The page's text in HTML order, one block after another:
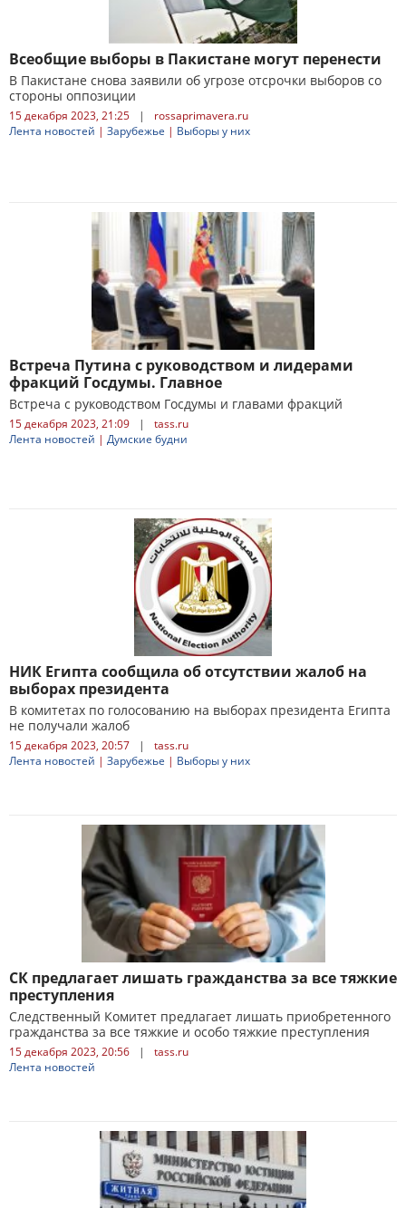
Всеобщие выборы в Пакистане могут перенести
В Пакистане снова заявили об угрозе отсрочки выборов со
стороны оппозиции
15 декабря 2023, 21:25 |
rossaprimavera.ru
Лента новостей | Зарубежье | Выборы у них
Встреча Путина с руководством и лидерами
фракций Госдумы. Главное
Встреча с руководством Госдумы и главами фракций
15 декабря 2023, 21:09 |
tass.ru
Лента новостей | Думские будни
НИК Египта сообщила об отсутствии жалоб на
выборах президента
В комитетах по голосованию на выборах президента Египта
не получали жалоб
15 декабря 2023, 20:57 |
tass.ru
Лента новостей | Зарубежье | Выборы у них
СК предлагает лишать гражданства за все тяжкие
преступления
Следственный Комитет предлагает лишать приобретенного
гражданства за все тяжкие и особо тяжкие преступления
15 декабря 2023, 20:56 |
tass.ru
Лента новостей